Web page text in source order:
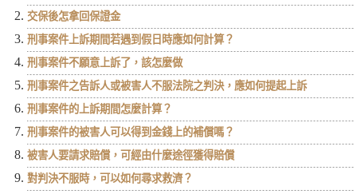
交保後怎拿回保證金
刑事案件上訴期間若遇到假日時應如何計算？
刑事案件不願意上訴了，該怎麼做
刑事案件之告訴人或被害人不服法院之判決，應如何提起上訴
刑事案件的上訴期間怎麼計算？
刑事案件的被害人可以得到金錢上的補償嗎？
被害人要請求賠償，可經由什麼途徑獲得賠償
對判決不服時，可以如何尋求救濟？